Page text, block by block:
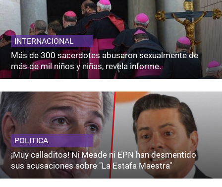
INTERNACIONAL
Más de 300 sacerdotes abusaron sexualmente de
más de mil niños y niñas, revela informe.
POLITICA
¡Muy calladitos! Ni Meade ni EPN han desmentido
sus acusaciones sobre "La Estafa Maestra"